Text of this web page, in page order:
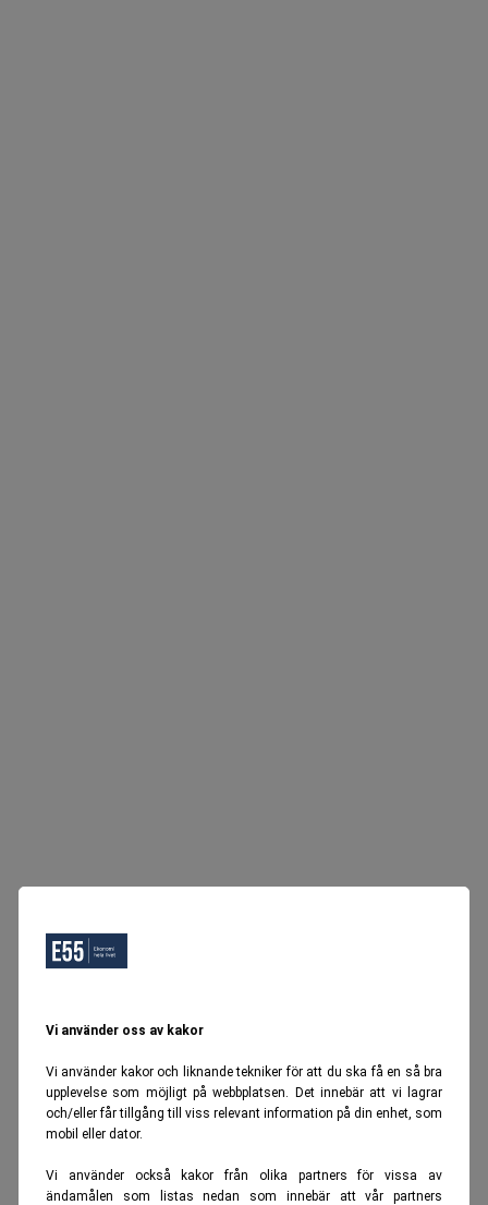
Vi använder oss av kakor
Vi använder kakor och liknande tekniker för att du ska få en så bra
upplevelse som möjligt på webbplatsen. Det innebär att vi lagrar
och/eller får tillgång till viss relevant information på din enhet, som
mobil eller dator.
Vi använder också kakor från olika partners för vissa av
ändamålen som listas nedan som innebär att vår partners